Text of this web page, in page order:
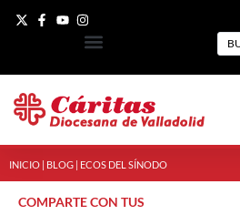
INICIO BLOG ECOS DEL SÍNODO
COMPARTE CON TUS